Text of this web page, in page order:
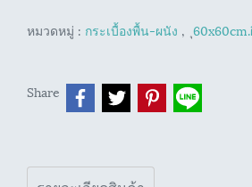
หมวดหมู่ : กระเบื้องพื้น-ผนัง , 60x60cm.
Share